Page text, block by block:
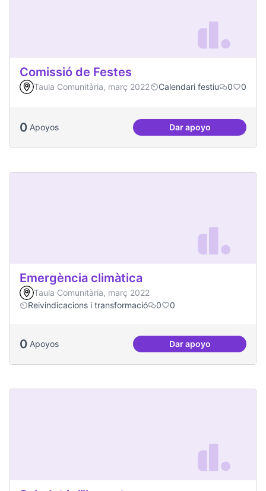
Comissió de Festes
Taula Comunitària, març 2022 Calendari festiu 0 0
0 Apoyos Dar apoyoComissió de
Emergència climàtica
Taula Comunitària, març 2022
Reivindicacions i transformació
0 0
0 Apoyos Dar apoyoEmergència